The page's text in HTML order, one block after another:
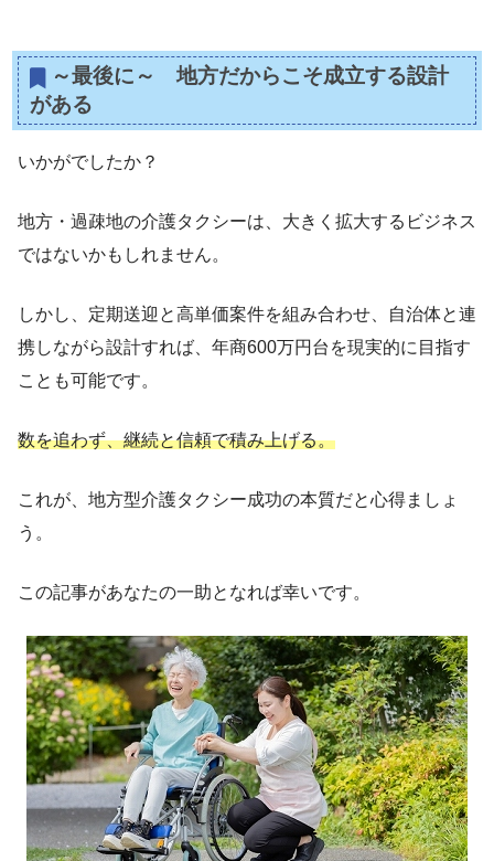
～最後に～ 地方だからこそ成立する設計
がある
いかがでしたか？
地方・過疎地の介護タクシーは、大きく拡大するビジネス
ではないかもしれません。
しかし、定期送迎と高単価案件を組み合わせ、自治体と連
携しながら設計すれば、年商600万円台を現実的に目指す
ことも可能です。
数を追わず、継続と信頼で積み上げる。
これが、地方型介護タクシー成功の本質だと心得ましょ
う。
この記事があなたの一助となれば幸いです。